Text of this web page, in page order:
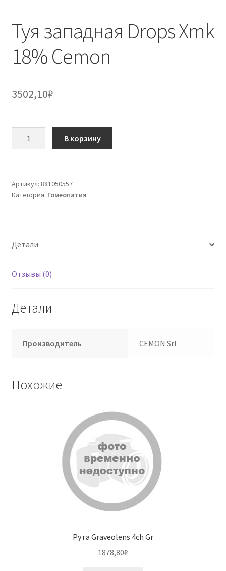
Туя западная Drops Xmk
18% Cemon
3502,10₽
Drops
Xmk
В корзину
Артикул: 881050557
Категория: Гомеопатия
Детали
Отзывы (0)
Детали
Производитель CEMON Srl
Похожие
Рута Graveolens 4ch Gr
1878,80₽